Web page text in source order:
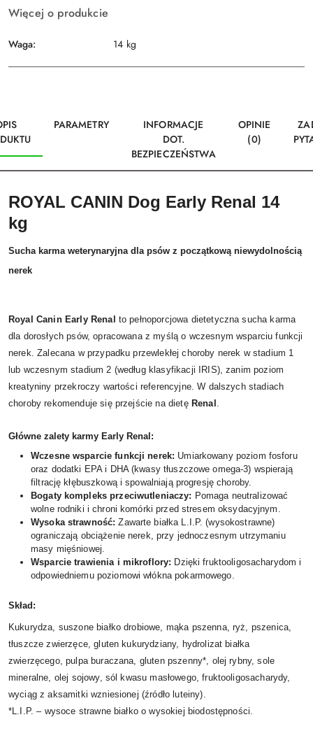
Więcej o produkcie
Waga: 14 kg
PARAMETRY
INFORMACJE
DOT.
BEZPIECZEŃSTWA
OPINIE
(0)
ROYAL CANIN Dog Early Renal 14
kg
Sucha karma weterynaryjna dla psów z początkową niewydolnością
nerek
Royal Canin Early Renal to pełnoporcjowa dietetyczna sucha karma
dla dorosłych psów, opracowana z myślą o wczesnym wsparciu funkcji
nerek. Zalecana w przypadku przewlekłej choroby nerek w stadium 1
lub wczesnym stadium 2 (według klasyfikacji IRIS), zanim poziom
kreatyniny przekroczy wartości referencyjne. W dalszych stadiach
choroby rekomenduje się przejście na dietę Renal .
Główne zalety karmy Early Renal:
Wczesne wsparcie funkcji nerek: Umiarkowany poziom fosforu
oraz dodatki EPA i DHA (kwasy tłuszczowe omega-3) wspierają
filtrację kłębuszkową i spowalniają progresję choroby.
Bogaty kompleks przeciwutleniaczy: Pomaga neutralizować
wolne rodniki i chroni komórki przed stresem oksydacyjnym.
Wysoka strawność: Zawarte białka L.I.P. (wysokostrawne)
ograniczają obciążenie nerek, przy jednoczesnym utrzymaniu
masy mięśniowej.
Wsparcie trawienia i mikroflory: Dzięki fruktooligosacharydom i
odpowiedniemu poziomowi włókna pokarmowego.
Skład:
Kukurydza, suszone białko drobiowe, mąka pszenna, ryż, pszenica,
tłuszcze zwierzęce, gluten kukurydziany, hydrolizat białka
zwierzęcego, pulpa buraczana, gluten pszenny*, olej rybny, sole
mineralne, olej sojowy, sól kwasu masłowego, fruktooligosacharydy,
wyciąg z aksamitki wzniesionej (źródło luteiny).
*L.I.P. – wysoce strawne białko o wysokiej biodostępności.